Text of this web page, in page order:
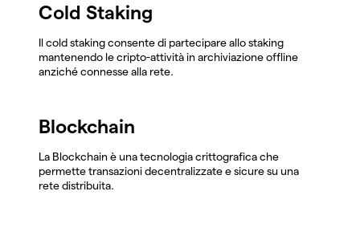
Cold Staking
Il cold staking consente di partecipare allo staking
mantenendo le cripto-attività in archiviazione offline
anziché connesse alla rete.
Blockchain
La Blockchain è una tecnologia crittografica che
permette transazioni decentralizzate e sicure su una
rete distribuita.